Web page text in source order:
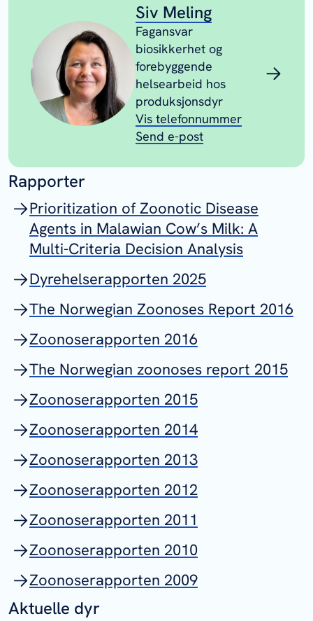
Siv Meling
Fagansvar
biosikkerhet og
forebyggende
helsearbeid hos
produksjonsdyr
Vis telefonnummer
Send e-post
Rapporter
Prioritization of Zoonotic Disease
Agents in Malawian Cow’s Milk: A
Multi-Criteria Decision Analysis
Dyrehelserapporten 2025
The Norwegian Zoonoses Report 2016
Zoonoserapporten 2016
The Norwegian zoonoses report 2015
Zoonoserapporten 2015
Zoonoserapporten 2014
Zoonoserapporten 2013
Zoonoserapporten 2012
Zoonoserapporten 2011
Zoonoserapporten 2010
Zoonoserapporten 2009
Aktuelle dyr